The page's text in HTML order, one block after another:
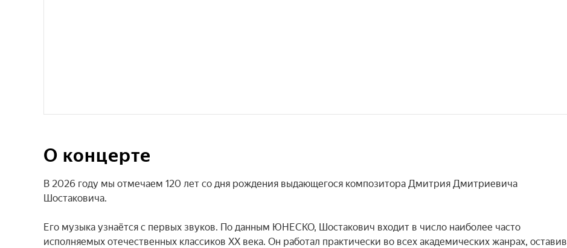
О концерте
В 2026 году мы отмечаем 120 лет со дня рождения выдающегося композитора Дмитрия Дмитриевича
Шостаковича.
Его музыка узнаётся с первых звуков. По данным ЮНЕСКО, Шостакович входит в число наиболее часто
исполняемых отечественных классиков XX века. Он работал практически во всех академических жанрах, оставив